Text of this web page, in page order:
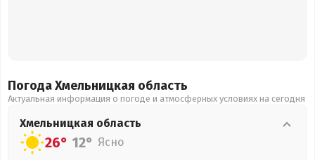
Погода Хмельницкая область
Актуальная информация о погоде и атмосферных условиях на сегодня
Хмельницкая область
26° 12° Ясно